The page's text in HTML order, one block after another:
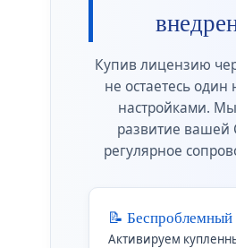
Купив лицензию
не остаетесь один
настройками.
развитие вашей
регулярное
📝 Беспроблемный
Активируем